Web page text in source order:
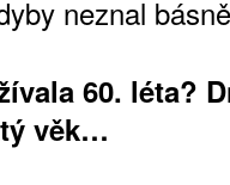
neznal
60. léta?
věk…